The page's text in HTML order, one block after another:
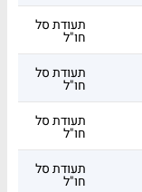
תעודת סל
חו"ל
תעודת סל
חו"ל
תעודת סל
חו"ל
תעודת סל
חו"ל